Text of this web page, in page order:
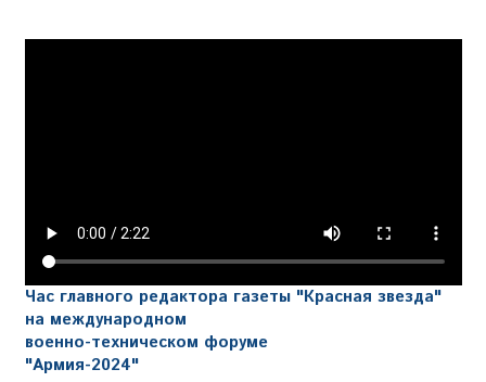
Час главного редактора газеты "Красная звезда"
на международном
военно-техническом форуме
"Армия-2024"